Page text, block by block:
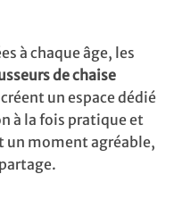
à chaque âge, les
de chaise
un espace dédié
à la fois pratique et
un moment agréable,